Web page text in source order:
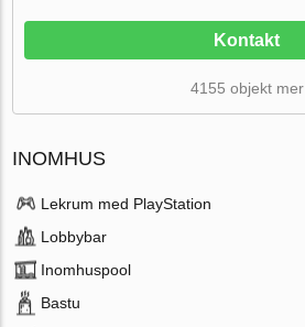
Kontakt
4155 objekt mer
INOMHUS
Lekrum med PlayStation
Lobbybar
Inomhuspool
Bastu